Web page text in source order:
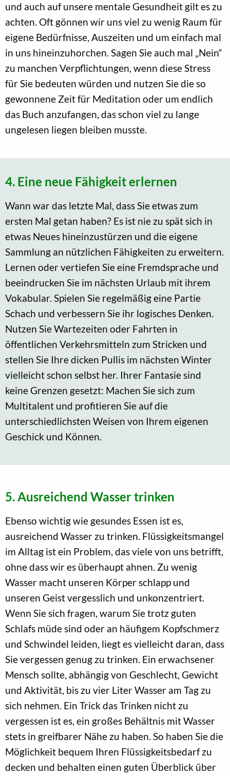
und auch auf unsere mentale Gesundheit gilt es zu
achten. Oft gönnen wir uns viel zu wenig Raum für
eigene Bedürfnisse, Auszeiten und um einfach mal
in uns hineinzuhorchen. Sagen Sie auch mal „Nein“
zu manchen Verpflichtungen, wenn diese Stress
für Sie bedeuten würden und nutzen Sie die so
gewonnene Zeit für Meditation oder um endlich
das Buch anzufangen, das schon viel zu lange
ungelesen liegen bleiben musste.
4. Eine neue Fähigkeit erlernen
Wann war das letzte Mal, dass Sie etwas zum
ersten Mal getan haben? Es ist nie zu spät sich in
etwas Neues hineinzustürzen und die eigene
Sammlung an nützlichen Fähigkeiten zu erweitern.
Lernen oder vertiefen Sie eine Fremdsprache und
beeindrucken Sie im nächsten Urlaub mit ihrem
Vokabular. Spielen Sie regelmäßig eine Partie
Schach und verbessern Sie ihr logisches Denken.
Nutzen Sie Wartezeiten oder Fahrten in
öffentlichen Verkehrsmitteln zum Stricken und
stellen Sie Ihre dicken Pullis im nächsten Winter
vielleicht schon selbst her. Ihrer Fantasie sind
keine Grenzen gesetzt: Machen Sie sich zum
Multitalent und profitieren Sie auf die
unterschiedlichsten Weisen von Ihrem eigenen
Geschick und Können.
5. Ausreichend Wasser trinken
Ebenso wichtig wie gesundes Essen ist es,
ausreichend Wasser zu trinken. Flüssigkeitsmangel
im Alltag ist ein Problem, das viele von uns betrifft,
ohne dass wir es überhaupt ahnen. Zu wenig
Wasser macht unseren Körper schlapp und
unseren Geist vergesslich und unkonzentriert.
Wenn Sie sich fragen, warum Sie trotz guten
Schlafs müde sind oder an häufigem Kopfschmerz
und Schwindel leiden, liegt es vielleicht daran, dass
Sie vergessen genug zu trinken. Ein erwachsener
Mensch sollte, abhängig von Geschlecht, Gewicht
und Aktivität, bis zu vier Liter Wasser am Tag zu
sich nehmen. Ein Trick das Trinken nicht zu
vergessen ist es, ein großes Behältnis mit Wasser
stets in greifbarer Nähe zu haben. So haben Sie die
Möglichkeit bequem Ihren Flüssigkeitsbedarf zu
decken und behalten einen guten Überblick über